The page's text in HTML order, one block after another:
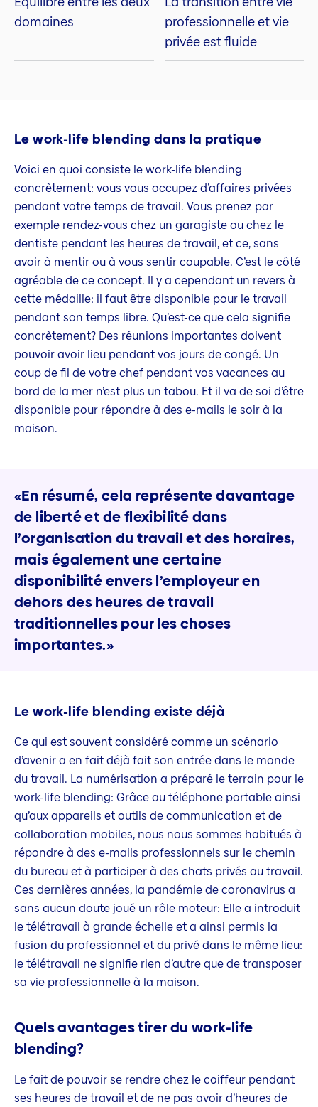
domaines
professionnelle et vie
privée est fluide
Le work-life blending dans la pratique
Voici en quoi consiste le work-life blending
concrètement: vous vous occupez d’affaires privées
pendant votre temps de travail. Vous prenez par
exemple rendez-vous chez un garagiste ou chez le
dentiste pendant les heures de travail, et ce, sans
avoir à mentir ou à vous sentir coupable. C’est le côté
agréable de ce concept. Il y a cependant un revers à
cette médaille: il faut être disponible pour le travail
pendant son temps libre. Qu’est-ce que cela signifie
concrètement? Des réunions importantes doivent
pouvoir avoir lieu pendant vos jours de congé. Un
coup de fil de votre chef pendant vos vacances au
bord de la mer n’est plus un tabou. Et il va de soi d’être
disponible pour répondre à des e-mails le soir à la
maison.
«En résumé, cela représente davantage
de liberté et de flexibilité dans
l’organisation du travail et des horaires,
mais également une certaine
disponibilité envers l’employeur en
dehors des heures de travail
traditionnelles pour les choses
importantes.»
Le work-life blending existe déjà
Ce qui est souvent considéré comme un scénario
d’avenir a en fait déjà fait son entrée dans le monde
du travail. La numérisation a préparé le terrain pour le
work-life blending: Grâce au téléphone portable ainsi
qu’aux appareils et outils de communication et de
collaboration mobiles, nous nous sommes habitués à
répondre à des e-mails professionnels sur le chemin
du bureau et à participer à des chats privés au travail.
Ces dernières années, la pandémie de coronavirus a
sans aucun doute joué un rôle moteur: Elle a introduit
le télétravail à grande échelle et a ainsi permis la
fusion du professionnel et du privé dans le même lieu:
le télétravail ne signifie rien d’autre que de transposer
sa vie professionnelle à la maison.
Quels avantages tirer du work-life
blending?
Le fait de pouvoir se rendre chez le coiffeur pendant
ses heures de travail et de ne pas avoir d’heures de